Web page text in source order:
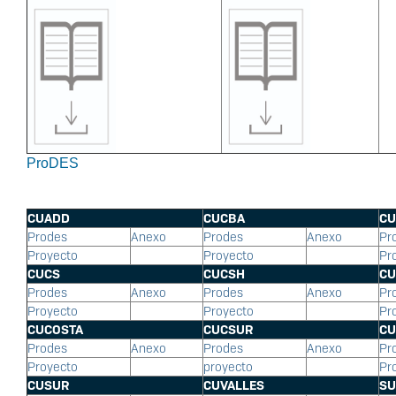
ProDES
CUADD CUCBA
Prodes
Anexo Prodes Anexo
Proyecto
Proyecto
CUCS
CUCSH
Prodes
Anexo Prodes Anexo
Proyecto
Proyecto
CUCOSTA
CUCSUR
Prodes
Anexo Prodes Anexo
Proyecto
proyecto
CUSUR
CUVALLES